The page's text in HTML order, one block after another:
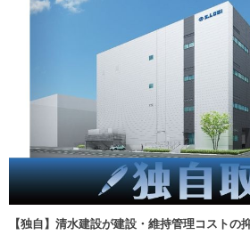
【独自】清水建設が建設・維持管理コストの